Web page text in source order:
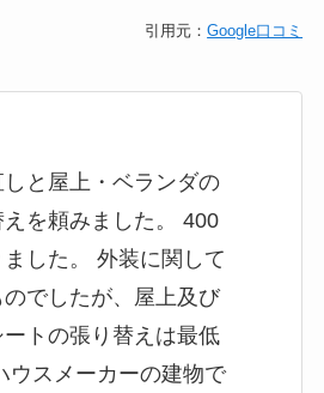
引用元：Google口コミ
と屋上・ベランダの
を頼みました。 400
した。 外装に関して
でしたが、屋上及び
トの張り替えは最低
ウスメーカーの建物で